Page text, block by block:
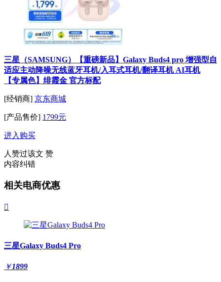
三星（SAMSUNG）【重磅新品】Galaxy Buds4 pro 增强型自
适应主动降噪无线蓝牙耳机/入耳式耳机/翻译耳机 AI耳机
【专属色】绯霞金 官方标配
[经销商] 京东商城
[产品售价] 1799元
进入购买
人赞过该文 赞
内容纠错
相关电商优惠

三星Galaxy Buds4 Pro
￥1899